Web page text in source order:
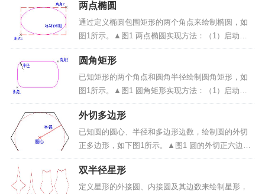
点和圆心点；（3）输入圆弧圆心角。操作步骤：
1、启动起点圆心角度弧命令：选择导航工具栏中的
<起点圆心...
两点椭圆
通过定义椭圆包围矩形的两个角点来绘制椭圆，如
图1所示。▲图1 两点椭圆实现方法：（1）启动两
点椭圆命令；（2）输入椭圆的两个角点。操作步
骤：1、启动两点椭圆命令：点击“曲线绘制”->“椭圆”
菜单项或绘制工具条中的<绘制椭圆（如下...
圆角矩形
已知矩形的两个角点和圆角半径绘制圆角矩形，如
图1所示。▲图1 圆角矩形实现方法：（1）启动圆
角矩形命令；（2）输入矩形的两个角点；（3）输
入圆角半径值。操作步骤：1、启动圆角矩形命令：
点击“曲线绘制”->“矩形”菜单项或绘制工具条中的...
外切多边形
已知圆的圆心、半径和多边形边数，绘制圆的外切
正多边形，如下图1所示。▲图1 圆的外切正六边形
实现方法：（1）启动外切多边形绘制命令；（2）
输入边数；（3）输入圆心点；（4）输入半径。操
作步骤：1、启动外切多边形绘制命令：点击“绘制”-
双半径星形
定义星形的外接圆、内接圆及其边数来绘制星形，